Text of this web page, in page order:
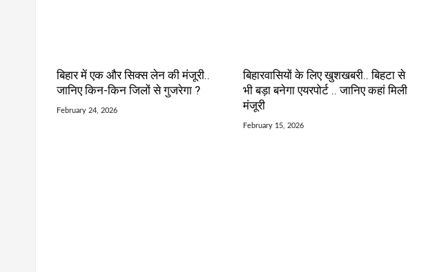
बिहार में एक और सिक्स लेन की मंजूरी..
जानिए किन-किन जिलों से गुजरेगा ?
February 24, 2026
बिहारवासियों के लिए खुशखबरी.. बिहटा से
भी बड़ा बनेगा एयरपोर्ट .. जानिए कहां मिली
मंजूरी
February 15, 2026